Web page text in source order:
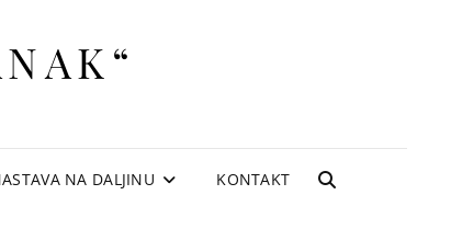
NA DALJINU KONTAKT
SEARCH